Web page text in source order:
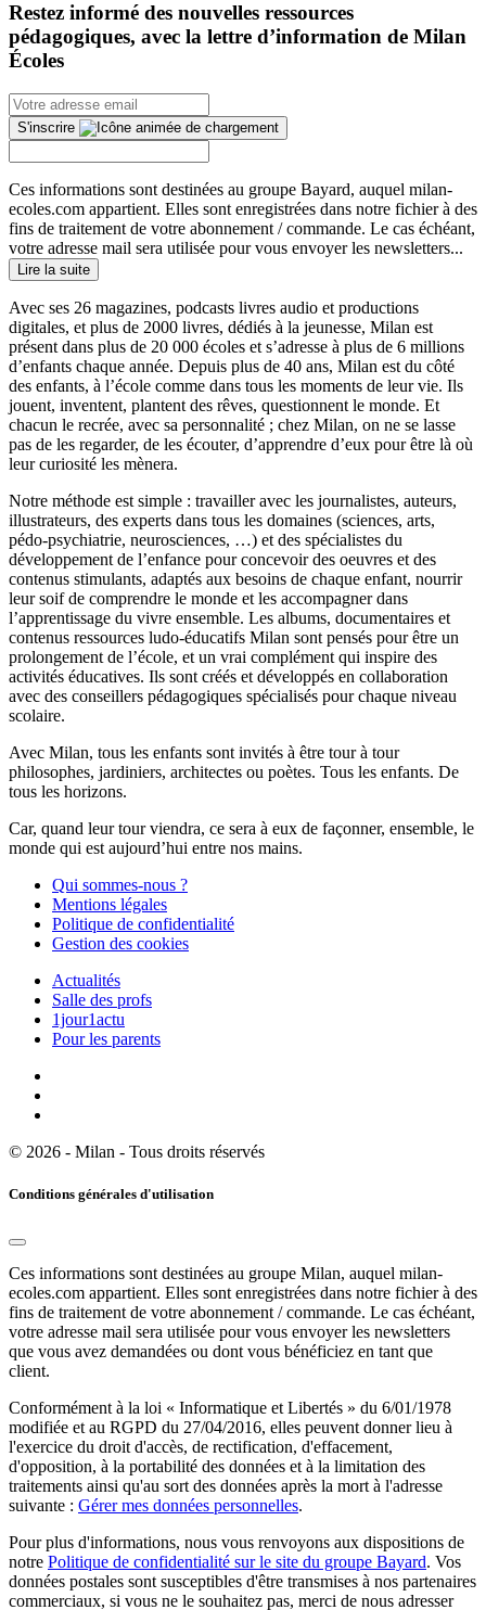
Restez informé des nouvelles ressources
pédagogiques, avec la lettre d’information de Milan
Écoles
S'inscrire
Ces informations sont destinées au groupe Bayard, auquel milan-
ecoles.com appartient. Elles sont enregistrées dans notre fichier à des
fins de traitement de votre abonnement / commande. Le cas échéant,
votre adresse mail sera utilisée pour vous envoyer les newsletters...
Lire la suite
Avec ses 26 magazines, podcasts livres audio et productions
digitales, et plus de 2000 livres, dédiés à la jeunesse, Milan est
présent dans plus de 20 000 écoles et s’adresse à plus de 6 millions
d’enfants chaque année. Depuis plus de 40 ans, Milan est du côté
des enfants, à l’école comme dans tous les moments de leur vie. Ils
jouent, inventent, plantent des rêves, questionnent le monde. Et
chacun le recrée, avec sa personnalité ; chez Milan, on ne se lasse
pas de les regarder, de les écouter, d’apprendre d’eux pour être là où
leur curiosité les mènera.
Notre méthode est simple : travailler avec les journalistes, auteurs,
illustrateurs, des experts dans tous les domaines (sciences, arts,
pédo-psychiatrie, neurosciences, …) et des spécialistes du
développement de l’enfance pour concevoir des oeuvres et des
contenus stimulants, adaptés aux besoins de chaque enfant, nourrir
leur soif de comprendre le monde et les accompagner dans
l’apprentissage du vivre ensemble. Les albums, documentaires et
contenus ressources ludo-éducatifs Milan sont pensés pour être un
prolongement de l’école, et un vrai complément qui inspire des
activités éducatives. Ils sont créés et développés en collaboration
avec des conseillers pédagogiques spécialisés pour chaque niveau
scolaire.
Avec Milan, tous les enfants sont invités à être tour à tour
philosophes, jardiniers, architectes ou poètes. Tous les enfants. De
tous les horizons.
Car, quand leur tour viendra, ce sera à eux de façonner, ensemble, le
monde qui est aujourd’hui entre nos mains.
Qui sommes-nous ?
Mentions légales
Politique de confidentialité
Gestion des cookies
Actualités
Salle des profs
1jour1actu
Pour les parents
© 2026 - Milan - Tous droits réservés
Conditions générales d'utilisation
Ces informations sont destinées au groupe Milan, auquel milan-
ecoles.com appartient. Elles sont enregistrées dans notre fichier à des
fins de traitement de votre abonnement / commande. Le cas échéant,
votre adresse mail sera utilisée pour vous envoyer les newsletters
que vous avez demandées ou dont vous bénéficiez en tant que
client.
Conformément à la loi « Informatique et Libertés » du 6/01/1978
modifiée et au RGPD du 27/04/2016, elles peuvent donner lieu à
l'exercice du droit d'accès, de rectification, d'effacement,
d'opposition, à la portabilité des données et à la limitation des
traitements ainsi qu'au sort des données après la mort à l'adresse
suivante : Gérer mes données personnelles.
Pour plus d'informations, nous vous renvoyons aux dispositions de
notre Politique de confidentialité sur le site du groupe Bayard. Vos
données postales sont susceptibles d'être transmises à nos partenaires
commerciaux, si vous ne le souhaitez pas, merci de nous adresser